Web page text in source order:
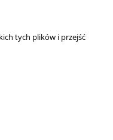
tych plików i przejść